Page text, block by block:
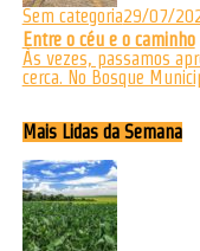
Sem categoria29/07/
Entre o céu e o caminho
Às vezes, passamos
cerca. No Bosque
Mais Lidas da Semana